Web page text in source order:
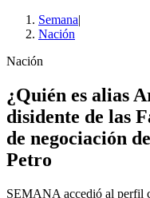
Semana|
Nación
Nación
¿Quién es alias
disidente de las
de negociación
Petro
SEMANA accedió al perfil